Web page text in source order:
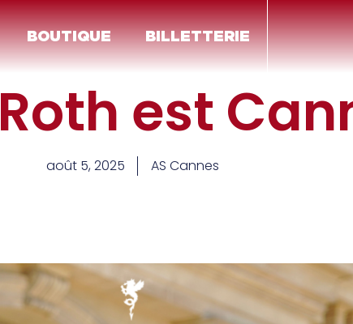
BOUTIQUE BILLETTERIE
est
août 5, 2025 AS Cannes